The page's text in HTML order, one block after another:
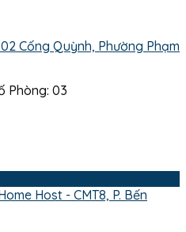
Cống Quỳnh, Phường Phạm
₫
Phòng: 03